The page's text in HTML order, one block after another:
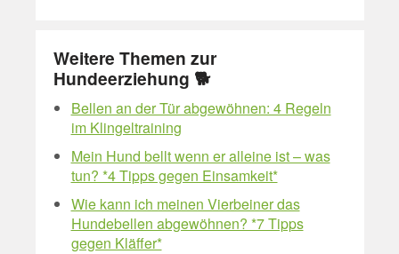
Weitere Themen zur
Hundeerziehung 🐕
Bellen an der Tür abgewöhnen: 4 Regeln
im Klingeltraining
Mein Hund bellt wenn er alleine ist – was
tun? *4 Tipps gegen Einsamkeit*
Wie kann ich meinen Vierbeiner das
Hundebellen abgewöhnen? *7 Tipps
gegen Kläffer*